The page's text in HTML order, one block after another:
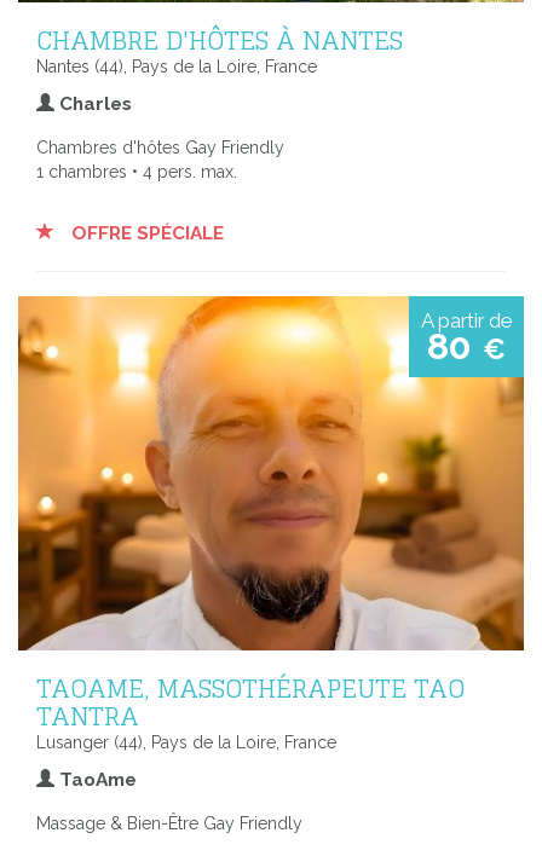
CHAMBRE D'HÔTES À NANTES
Nantes (44), Pays de la Loire, France
Charles
Chambres d'hôtes Gay Friendly
1 chambres • 4 pers. max.
OFFRE SPÉCIALE
A partir de
80 €
TAOAME, MASSOTHÉRAPEUTE TAO
TANTRA
Lusanger (44), Pays de la Loire, France
TaoAme
Massage & Bien-Être Gay Friendly